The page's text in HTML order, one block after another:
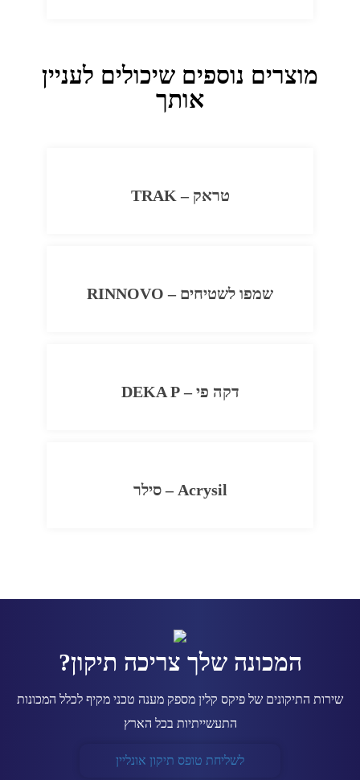
מוצרים נוספים שיכולים לעניין
אותך
טראק – TRAK
שמפו לשטיחים – RINNOVO
דקה פי – DEKA P
Acrysil – סילר
המכונה שלך צריכה תיקון?
שירות התיקונים של פיקס קלין מספק מענה טכני מקיף לכלל המכונות
התעשייתיות בכל הארץ
לשליחת טופס תיקון אונליין